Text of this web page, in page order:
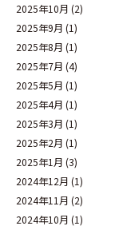
2025年10月 (2)
2025年9月 (1)
2025年8月 (1)
2025年7月 (4)
2025年5月 (1)
2025年4月 (1)
2025年3月 (1)
2025年2月 (1)
2025年1月 (3)
2024年12月 (1)
2024年11月 (2)
2024年10月 (1)